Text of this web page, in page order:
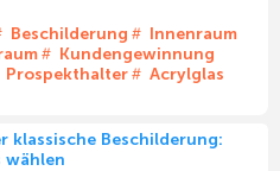
Beschilderung
Innenraum
Kundengewinnung
Prospekthalter Acrylglas
klassische Beschilderung:
wählen